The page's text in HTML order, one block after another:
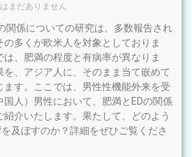
まだありません
関係についての研究は、多数報告され
多くが欧米人を対象としておりま
、肥満の程度と有病率が異なりま
、アジア人に、そのまま当て嵌めて
ます。ここでは、男性性機能外来を受
人）男性において、肥満とEDの関係
紹介いたします。果たして、どのよう
及ぼすのか？詳細をぜひご覧くださ